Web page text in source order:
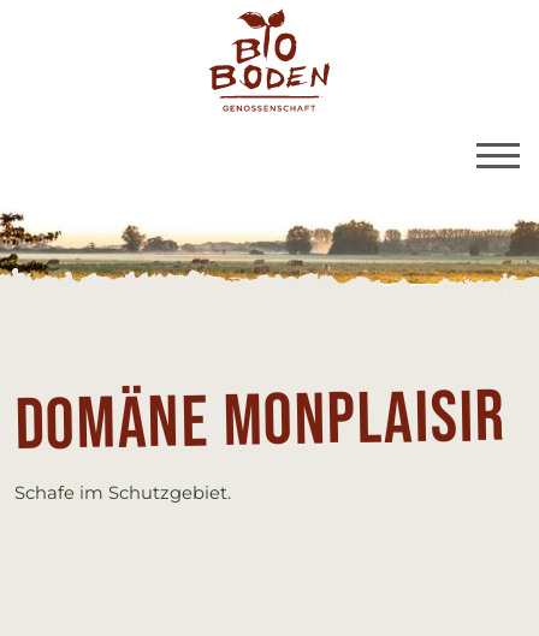
BioBoden | Domäne
Do­mä­ne Mon­p­lai­sir
Schafe im Schutzgebiet.